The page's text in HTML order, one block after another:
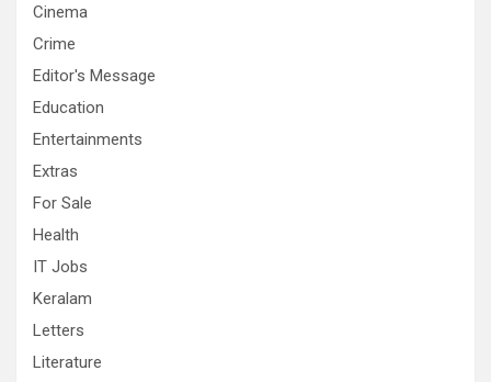
Cinema
Crime
Editor's Message
Education
Entertainments
Extras
For Sale
Health
IT Jobs
Keralam
Letters
Literature